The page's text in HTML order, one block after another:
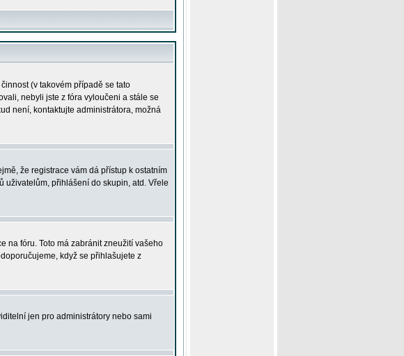
(v takovém případě se tato
nebyli jste z fóra vyloučeni a stále se
není, kontaktujte administrátora, možná
že registrace vám dá přístup k ostatním
uživatelům, přihlášení do skupin, atd. Vřele
na fóru. Toto má zabránit zneužití vašeho
když se přihlašujete z
jen pro administrátory nebo sami